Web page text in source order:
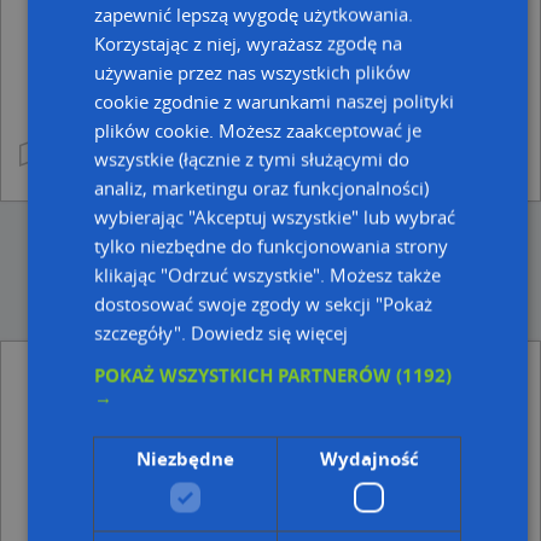
Korki - Inne miasta
Korki drogowe w Białymstoku
Korki drogowe w Kielcach
Korki drogowe
zapewnić lepszą wygodę użytkowania.
Korzystając z niej, wyrażasz zgodę na
używanie przez nas wszystkich plików
cookie zgodnie z warunkami naszej polityki
plików cookie. Możesz zaakceptować je
wszystkie (łącznie z tymi służącymi do
analiz, marketingu oraz funkcjonalności)
wybierając "Akceptuj wszystkie" lub wybrać
tylko niezbędne do funkcjonowania strony
klikając "Odrzuć wszystkie". Możesz także
dostosować swoje zgody w sekcji "Pokaż
szczegóły". Dowiedz się więcej
POKAŻ WSZYSTKICH PARTNERÓW(1192)
→
Niezbędne Wydajność